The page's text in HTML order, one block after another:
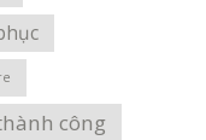
công